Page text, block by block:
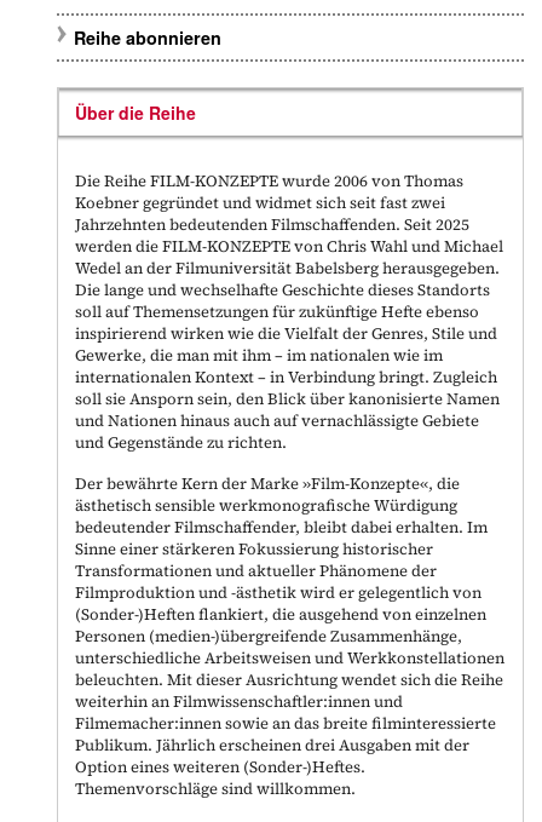
Reihe abonnieren
Über die Reihe
Die Reihe FILM-KONZEPTE wurde 2006 von Thomas
Koebner gegründet und widmet sich seit fast zwei
Jahrzehnten bedeutenden Filmschaffenden. Seit 2025
werden die FILM-KONZEPTE von Chris Wahl und Michael
Wedel an der Filmuniversität Babelsberg herausgegeben.
Die lange und wechselhafte Geschichte dieses Standorts
soll auf Themensetzungen für zukünftige Hefte ebenso
inspirierend wirken wie die Vielfalt der Genres, Stile und
Gewerke, die man mit ihm – im nationalen wie im
internationalen Kontext – in Verbindung bringt. Zugleich
soll sie Ansporn sein, den Blick über kanonisierte Namen
und Nationen hinaus auch auf vernachlässigte Gebiete
und Gegenstände zu richten.
Der bewährte Kern der Marke »Film-Konzepte«, die
ästhetisch sensible werkmonografische Würdigung
bedeutender Filmschaffender, bleibt dabei erhalten. Im
Sinne einer stärkeren Fokussierung historischer
Transformationen und aktueller Phänomene der
Filmproduktion und -ästhetik wird er gelegentlich von
(Sonder-)Heften flankiert, die ausgehend von einzelnen
Personen (medien-)übergreifende Zusammenhänge,
unterschiedliche Arbeitsweisen und Werkkonstellationen
beleuchten. Mit dieser Ausrichtung wendet sich die Reihe
weiterhin an Filmwissenschaftler:innen und
Filmemacher:innen sowie an das breite filminteressierte
Publikum. Jährlich erscheinen drei Ausgaben mit der
Option eines weiteren (Sonder-)Heftes.
Themenvorschläge sind willkommen.